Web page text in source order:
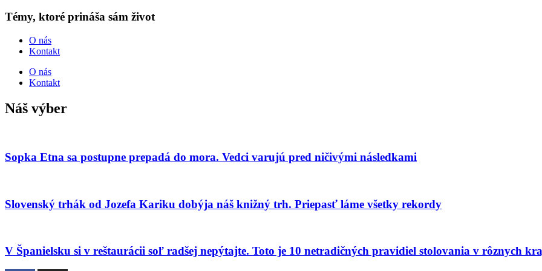
Témy, ktoré prináša sám život
O nás
Kontakt
O nás
Kontakt
Náš výber
Sopka Etna sa postupne prepadá do mora. Vedci varujú pred ničivými následkami
Slovenský trhák od Jozefa Kariku dobýja náš knižný trh. Priepasť láme všetky rekordy
V Španielsku si v reštaurácii soľ radšej nepýtajte. Toto je 10 netradičných pravidiel stolovania v rôznych